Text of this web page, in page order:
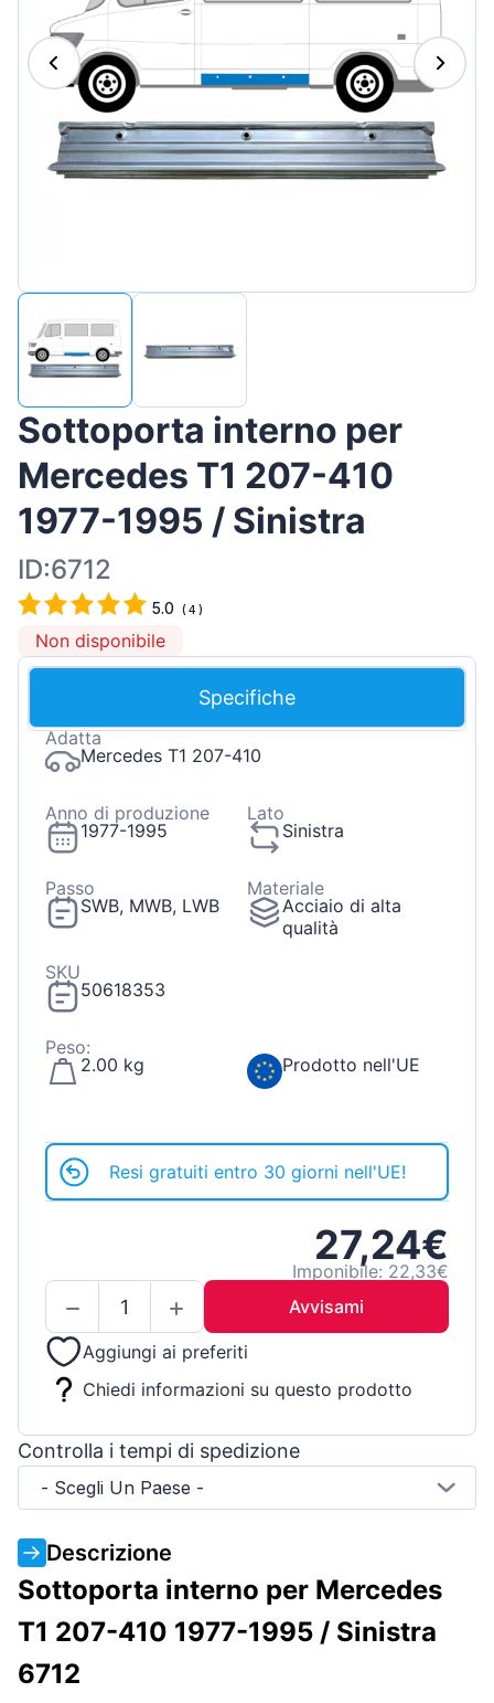
Magyar
Lietuvių
Hrvatski
Português
Slovenian
Sottoporta interno per
Mercedes T1 207-410
1977-1995 / Sinistra
ID:6712
5.0 (4 )
Non disponibile
Specifiche
Adatta
Mercedes T1 207-410
Anno di produzione
1977-1995
Lato
Sinistra
Passo
SWB, MWB, LWB
Materiale
Acciaio di alta
qualità
SKU
50618353
Peso:
2.00 kg
Prodotto nell'UE
Resi gratuiti entro 30 giorni nell'UE!
27,24€
Imponibile: 22,33€
Avvisami
Aggiungi ai preferiti
Chiedi informazioni su questo prodotto
Controlla i tempi di spedizione
- Scegli Un Paese -
Descrizione
Sottoporta interno per Mercedes
T1 207-410 1977-1995 / Sinistra
6712